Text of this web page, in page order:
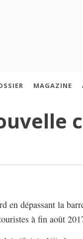
MAGAZINE
en dépassant la
à fin août